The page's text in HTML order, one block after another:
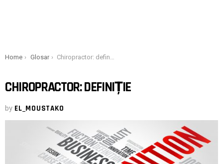
You are here:
Home Glosar Chiropractor: definiție
CHIROPRACTOR: DEFINIȚIE
by EL_MOUSTAKO